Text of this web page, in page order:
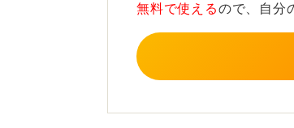
る様子を見てうれしくな
周りの人の凄さや才能に
を通して、人生が豊かで
働く以外の選択肢
無料で使えるので、自分